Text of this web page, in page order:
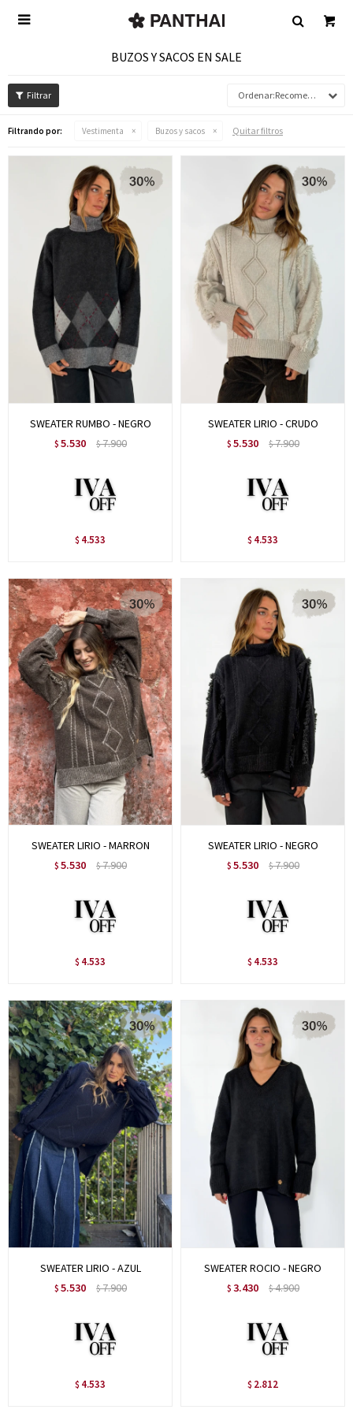

BUZOS Y SACOS EN SALE
Recomendados
Filtrando por: Vestimenta Buzos y sacos Quitar filtros
SWEATER RUMBO - NEGRO
$ 5.530 $7.900
$ 4.533
SWEATER LIRIO - CRUDO
$ 5.530 $7.900
$ 4.533
SWEATER LIRIO - MARRON
$ 5.530 $7.900
$ 4.533
SWEATER LIRIO - NEGRO
$ 5.530 $7.900
$ 4.533
SWEATER LIRIO - AZUL
$ 5.530 $7.900
$ 4.533
SWEATER ROCIO - NEGRO
$ 3.430 $4.900
$ 2.812